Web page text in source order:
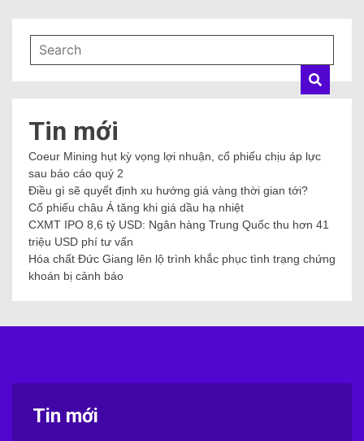
Tin mới
Coeur Mining hụt kỳ vọng lợi nhuận, cổ phiếu chịu áp lực
sau báo cáo quý 2
Điều gì sẽ quyết định xu hướng giá vàng thời gian tới?
Cổ phiếu châu Á tăng khi giá dầu hạ nhiệt
CXMT IPO 8,6 tỷ USD: Ngân hàng Trung Quốc thu hơn 41
triệu USD phí tư vấn
Hóa chất Đức Giang lên lộ trình khắc phục tình trạng chứng
khoán bị cảnh báo
Tin mới